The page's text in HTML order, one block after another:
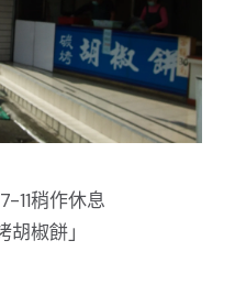
11稍作休息
椒餅」